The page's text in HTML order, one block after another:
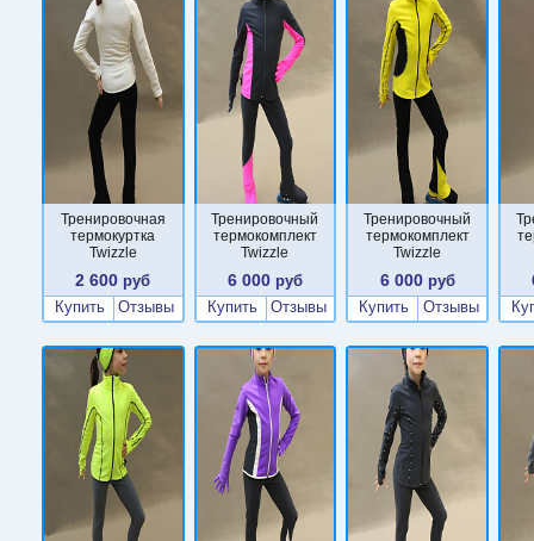
Тренировочная
термокуртка
Twizzle
2 600 руб
Купить
Отзывы
Тренировочный
термокомплект
Twizzle
6 000 руб
Купить
Отзывы
Тренировочный
термокомплект
Twizzle
6 000руб
Купить
Отзывы